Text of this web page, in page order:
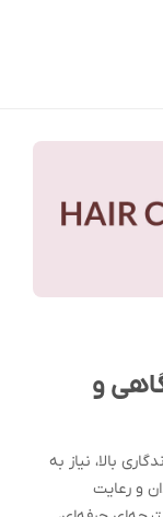
و
بالا، نیاز به
و رعایت